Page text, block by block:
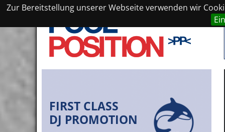
Zur Bereitstellung unserer Webseite verwenden wir
FIRST CLASS
DJ PROMOTION